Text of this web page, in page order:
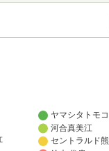
ヤマシタトモコ
河合真美江
セントラルド熊